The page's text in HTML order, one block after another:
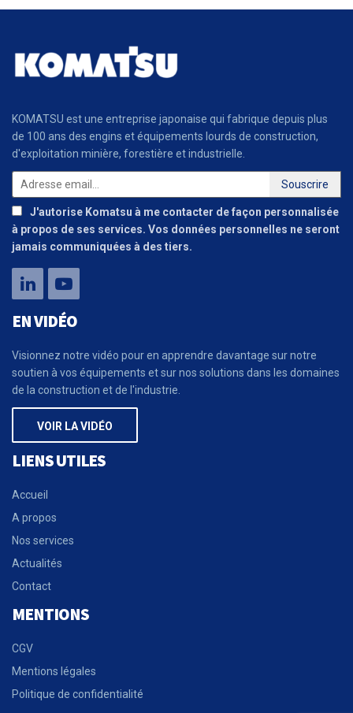
KOMATSU est une entreprise japonaise qui fabrique depuis plus
de 100 ans des engins et équipements lourds de construction,
d'exploitation minière, forestière et industrielle.
J'autorise Komatsu à me contacter de façon personnalisée
à propos de ses services. Vos données personnelles ne seront
jamais communiquées à des tiers.
EN VIDÉO
Visionnez notre vidéo pour en apprendre davantage sur notre
soutien à vos équipements et sur nos solutions dans les domaines
de la construction et de l'industrie.
VOIR LA VIDÉO
LIENS UTILES
Accueil
A propos
Nos services
Actualités
Contact
MENTIONS
CGV
Mentions légales
Politique de confidentialité